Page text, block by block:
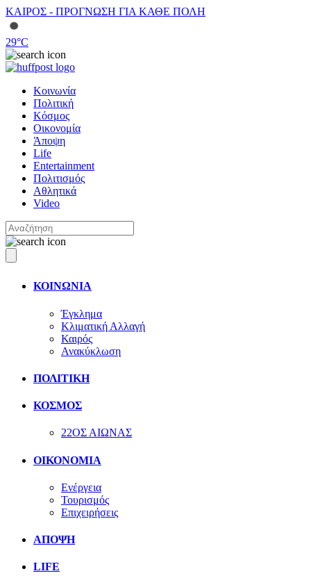
ΚΑΙΡΟΣ - ΠΡΟΓΝΩΣΗ ΓΙΑ ΚΑΘΕ ΠΟΛΗ
29°C
Κοινωνία
Πολιτική
Κόσμος
Οικονομία
Άποψη
Life
Entertainment
Πολιτισμός
Αθλητικά
Video
ΚΟΙΝΩΝΙΑ
Έγκλημα
Κλιματική Αλλαγή
Καιρός
Ανακύκλωση
ΠΟΛΙΤΙΚΗ
ΚΟΣΜΟΣ
22ΟΣ ΑΙΩΝΑΣ
ΟΙΚΟΝΟΜΙΑ
Ενέργεια
Τουρισμός
Επιχειρήσεις
ΑΠΟΨΗ
LIFE